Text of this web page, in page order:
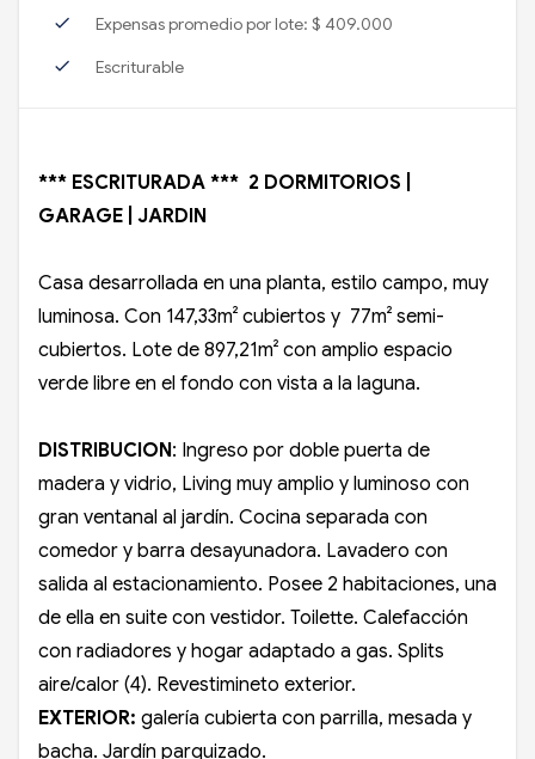
check Expensas promedio por lote: $ 409.000
check Escriturable
*** ESCRITURADA *** 2 DORMITORIOS |
GARAGE | JARDIN
Casa desarrollada en una planta, estilo campo, muy
luminosa. Con 147,33m² cubiertos y 77m² semi-
cubiertos. Lote de 897,21m² con amplio espacio
verde libre en el fondo con vista a la laguna.
DISTRIBUCION: Ingreso por doble puerta de
madera y vidrio, Living muy amplio y luminoso con
gran ventanal al jardín. Cocina separada con
comedor y barra desayunadora. Lavadero con
salida al estacionamiento. Posee 2 habitaciones, una
de ella en suite con vestidor. Toilette. Calefacción
con radiadores y hogar adaptado a gas. Splits
aire/calor (4). Revestimineto exterior.
EXTERIOR: galería cubierta con parrilla, mesada y
bacha. Jardín parquizado.